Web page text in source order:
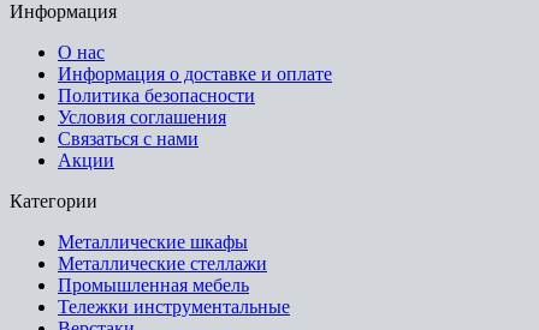
Информация
О нас
Информация о доставке и оплате
Политика безопасности
Условия соглашения
Связаться с нами
Акции
Категории
Металлические шкафы
Металлические стеллажи
Промышленная мебель
Тележки инструментальные